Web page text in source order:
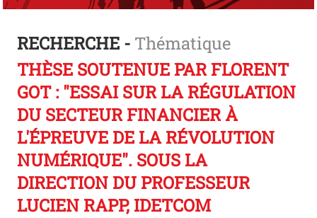
RECHERCHE - Thématique
THÈSE SOUTENUE PAR FLORENT
GOT : "ESSAI SUR LA RÉGULATION
DU SECTEUR FINANCIER À
L'ÉPREUVE DE LA RÉVOLUTION
NUMÉRIQUE". SOUS LA
DIRECTION DU PROFESSEUR
LUCIEN RAPP, IDETCOM